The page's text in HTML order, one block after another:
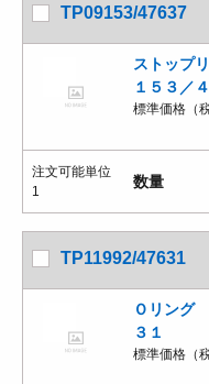
TP09153/47637
ストップ
１５３／
標準価格（
注文可能単位
1
数量
TP11992/47631
Ｏリング
３１
標準価格（